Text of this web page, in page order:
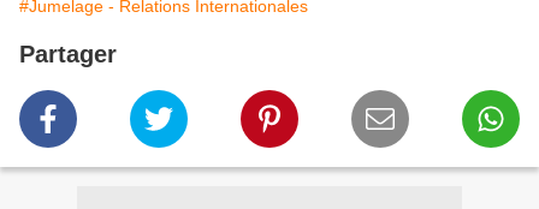
#Jumelage - Relations Internationales
Partager